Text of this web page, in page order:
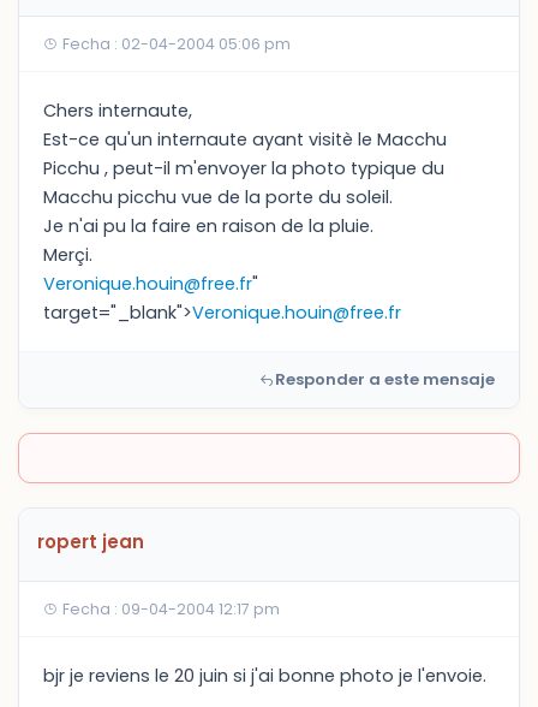
Fecha : 02-04-2004 05:06 pm
Chers internaute,
Est-ce qu'un internaute ayant visitè le Macchu
Picchu , peut-il m'envoyer la photo typique du
Macchu picchu vue de la porte du soleil.
Je n'ai pu la faire en raison de la pluie.
Merçi.
Veronique.houin@free.fr"
target="_blank">Veronique.houin@free.fr
Responder a este mensaje
ropert jean
Fecha : 09-04-2004 12:17 pm
bjr je reviens le 20 juin si j'ai bonne photo je l'envoie.